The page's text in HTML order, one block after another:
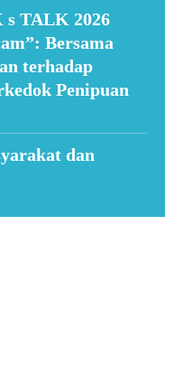
TALK 2026
Bersama
terhadap
Penipuan
dan